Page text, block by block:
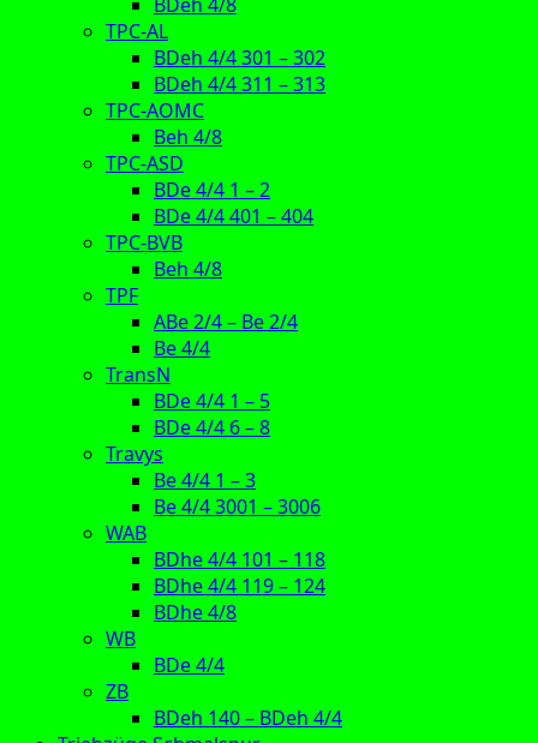
TPC-AL
BDeh 4/4 301 – 302
BDeh 4/4 311 – 313
TPC-AOMC
Beh 4/8
TPC-ASD
BDe 4/4 1 – 2
BDe 4/4 401 – 404
TPC-BVB
Beh 4/8
TPF
ABe 2/4 – Be 2/4
Be 4/4
TransN
BDe 4/4 1 – 5
BDe 4/4 6 – 8
Travys
Be 4/4 1 – 3
Be 4/4 3001 – 3006
WAB
BDhe 4/4 101 – 118
BDhe 4/4 119 – 124
BDhe 4/8
WB
BDe 4/4
ZB
BDeh 140 – BDeh 4/4